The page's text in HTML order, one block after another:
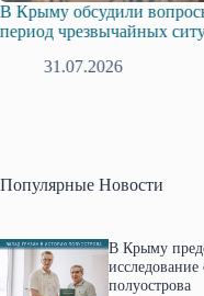
В Крыму обсудили
период чрезвычайных
31.07.2026
Популярные Новости
В Крыму
полуострова